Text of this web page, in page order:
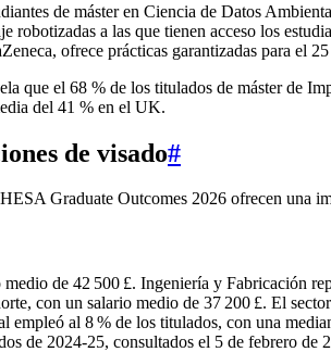
de máster en Ciencia de Datos
robotizadas a las que tienen acceso los
ofrece prácticas garantizadas para el
que el 68 % de los titulados de máster de
del 41 % en el UK.
de visado#
Graduate Outcomes 2026 ofrecen una
de 42 500 £. Ingeniería y Fabricación
con un salario medio de 37 200 £. El
al 8 % de los titulados, con una
de 2024‑25, consultados el 5 de febrero de